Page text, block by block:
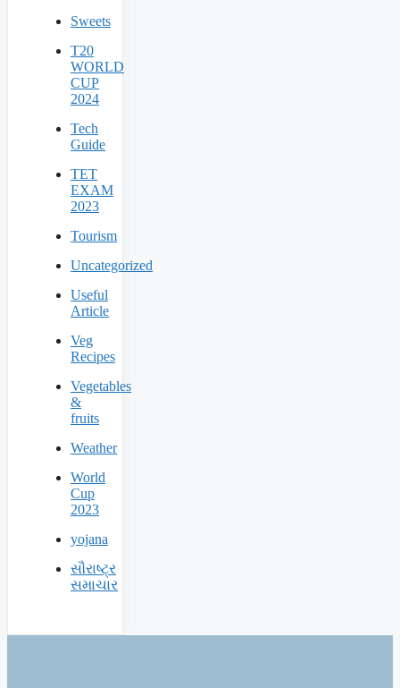
Sweets
T20
WORLD
CUP
2024
Tech
Guide
TET
EXAM
2023
Tourism
Uncategorized
Useful
Article
Veg
Recipes
Vegetables
&
fruits
Weather
World
Cup
2023
yojana
સૌરાષ્ટ્ર
સમાચાર